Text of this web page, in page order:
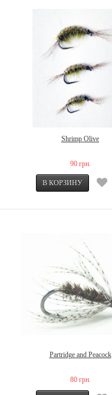
Shrimp Olive
90 грн.
Partridge and Peacock
80 грн.